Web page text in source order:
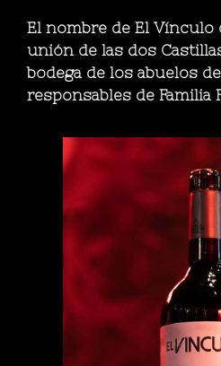
El nombre de El Vínculo
unión de las dos
bodega de los abuelos
responsables de Familia